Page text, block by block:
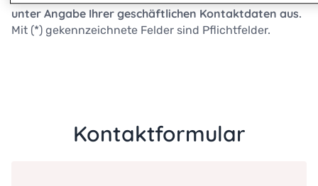
unter Angabe Ihrer geschäftlichen Kontaktdaten aus.
Mit (*) gekennzeichnete Felder sind Pflichtfelder.
Kontaktformular